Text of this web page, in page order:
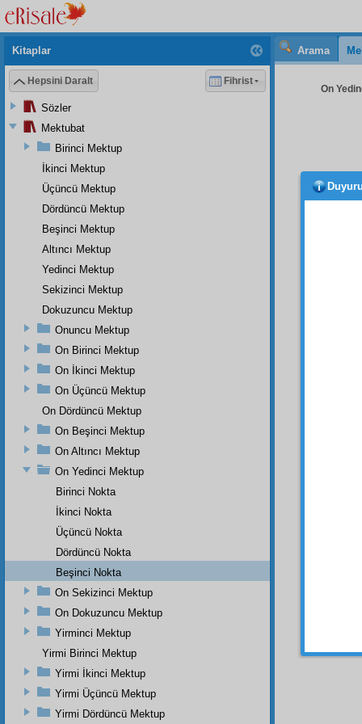
Arama
On
Bâkî
Kitaplar
Hepsini Daralt Fihrist
Sözler
Mektubat
Birinci Mektup
İkinci Mektup
Üçüncü Mektup
Dördüncü Mektup
Beşinci Mektup
Altıncı Mektup
Yedinci Mektup
Sekizinci Mektup
Dokuzuncu Mektup
Onuncu Mektup
On Birinci Mektup
On İkinci Mektup
On Üçüncü Mektup
On Dördüncü Mektup
On Beşinci Mektup
On Altıncı Mektup
On Yedinci Mektup
Birinci Nokta
İkinci Nokta
Üçüncü Nokta
Dördüncü Nokta
Beşinci Nokta
On Sekizinci Mektup
On Dokuzuncu Mektup
Yirminci Mektup
Yirmi Birinci Mektup
Yirmi İkinci Mektup
Yirmi Üçüncü Mektup
Yirmi Dördüncü Mektup
Duyuru